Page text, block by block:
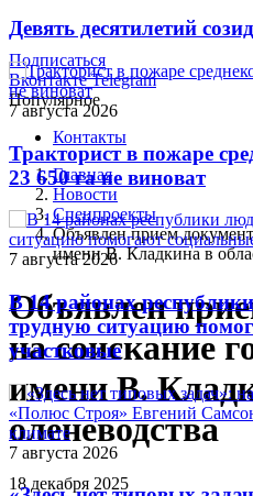
Подписаться
ВконтактеTelegram
Популярное
Контакты
Главная
Новости
Спецпроекты
Объявлен прием
имени В. Кладкина в
Объявлен
на соискание
имени В.
оленеводства
18 декабря 2025
Девять десятилетий
7 августа 2026
Тракторист в пожаре
23 650 га не виноват
7 августа 2026
В 14 районах
трудную ситуацию
участковые
7 августа 2026